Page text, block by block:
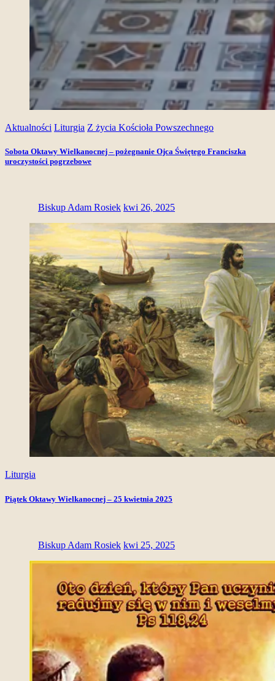
Aktualności Liturgia Z życia Kościoła Powszechnego
Sobota Oktawy Wielkanocnej – pożegnanie Ojca Świętego Franciszka
uroczystości pogrzebowe
Biskup Adam Rosiek kwi 26, 2025
Liturgia
Piątek Oktawy Wielkanocnej – 25 kwietnia 2025
Biskup Adam Rosiek kwi 25, 2025